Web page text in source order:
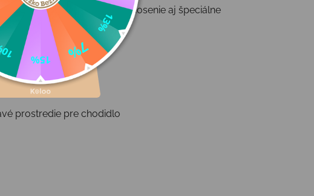
voľbou na každodenné nosenie aj špeciálne
prostredie pre chodidlo